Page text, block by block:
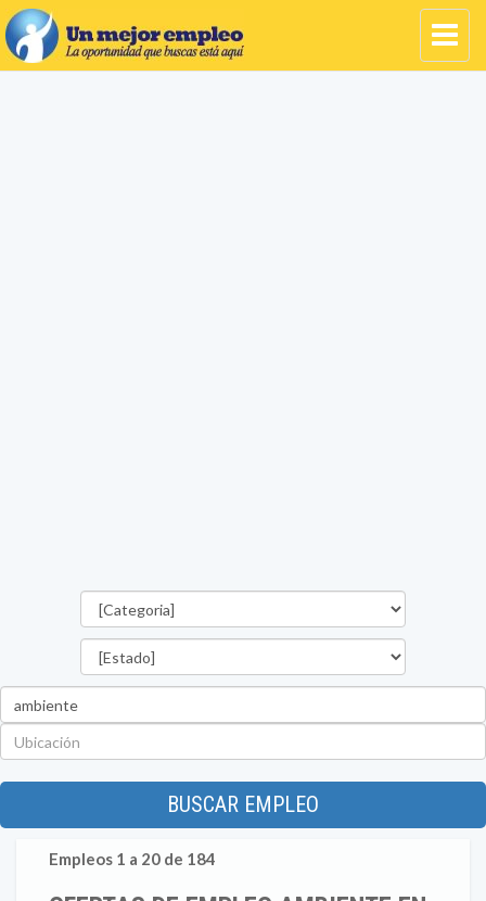
BUSCAR EMPLEO
Empleos 1 a 20 de 184